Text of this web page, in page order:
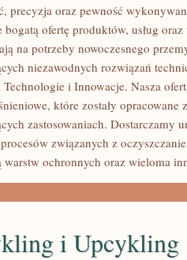
precyzja oraz pewność
bogatą ofertę produktów, usług
na potrzeby nowoczesnego
niezawodnych rozwiązań
Technologie i Innowacje. Nasza
które zostały opracowane
zastosowaniach. Dostarczamy
związanych z
warstw ochronnych oraz wieloma
i Upcykling